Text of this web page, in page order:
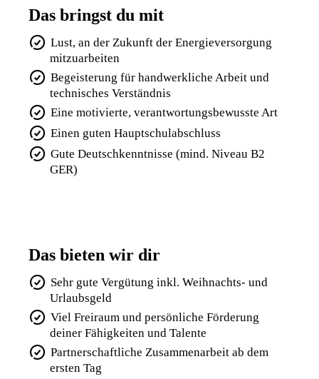
Das bringst du mit
Lust, an der Zukunft der Energieversorgung
mitzuarbeiten
Begeisterung für handwerkliche Arbeit und
technisches Verständnis
Eine motivierte, verantwortungsbewusste Art
Einen guten Hauptschulabschluss
Gute Deutschkenntnisse (mind. Niveau B2
GER)
Das bieten wir dir
Sehr gute Vergütung inkl. Weihnachts- und
Urlaubsgeld
Viel Freiraum und persönliche Förderung
deiner Fähigkeiten und Talente
Partnerschaftliche Zusammenarbeit ab dem
ersten Tag